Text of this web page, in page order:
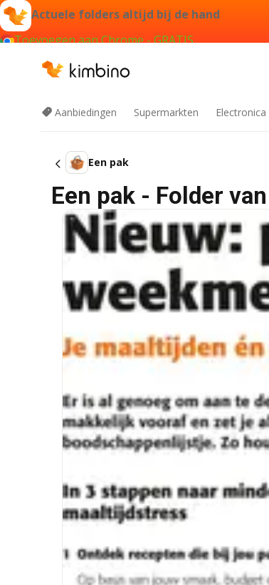
Actuele folders altijd bij de hand
Toevoegen aan Chrome - GRATIS
Aanbiedingen Supermarkten
Een pak
Een pak - Folder